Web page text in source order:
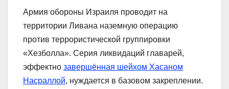
Армия обороны Израиля проводит на
территории Ливана наземную операцию
против террористической группировки
«Хезболла». Серия ликвидаций главарей,
эффектно завершённая шейхом Хасаном
Насраллой, нуждается в базовом закреплении.